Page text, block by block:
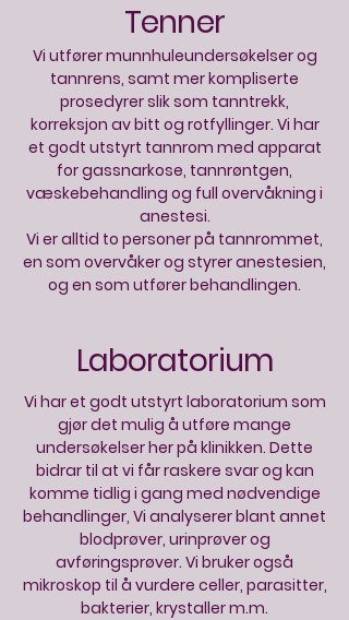
Tenner
Vi utfører munnhuleundersøkelser og
tannrens, samt mer kompliserte
prosedyrer slik som tanntrekk,
korreksjon av bitt og rotfyllinger. Vi har
et godt utstyrt tannrom med apparat
for gassnarkose, tannrøntgen,
væskebehandling og full overvåkning i
anestesi.
Vi er alltid to personer på tannrommet,
en som overvåker og styrer anestesien,
og en som utfører behandlingen.
Laboratorium
Vi har et godt utstyrt laboratorium som
gjør det mulig å utføre mange
undersøkelser her på klinikken. Dette
bidrar til at vi får raskere svar og kan
komme tidlig i gang med nødvendige
behandlinger, Vi analyserer blant annet
blodprøver, urinprøver og
avføringsprøver. Vi bruker også
mikroskop til å vurdere celler, parasitter,
bakterier, krystaller m.m.